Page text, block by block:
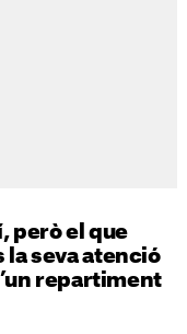
però el que
la seva atenció
repartiment